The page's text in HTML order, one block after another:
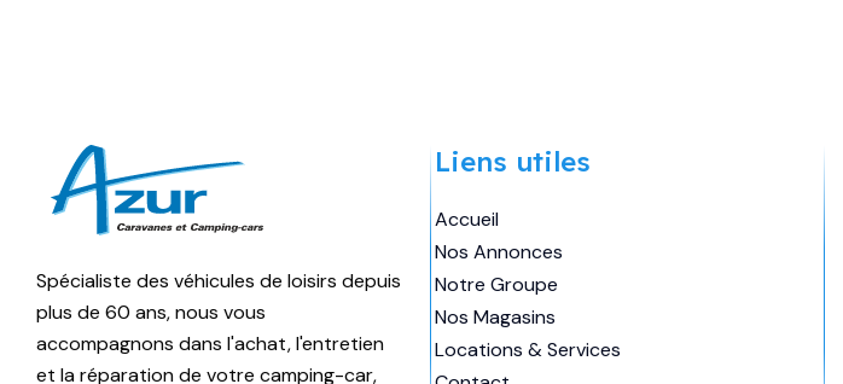
Couchages
Places 4
Prix: 64 970€
Spécialiste des véhicules de loisirs depuis
plus de 60 ans, nous vous
accompagnons dans l'achat, l'entretien
et la réparation de votre camping-car,
Liens utiles
Accueil
Nos Annonces
Notre Groupe
Nos Magasins
Locations & Services